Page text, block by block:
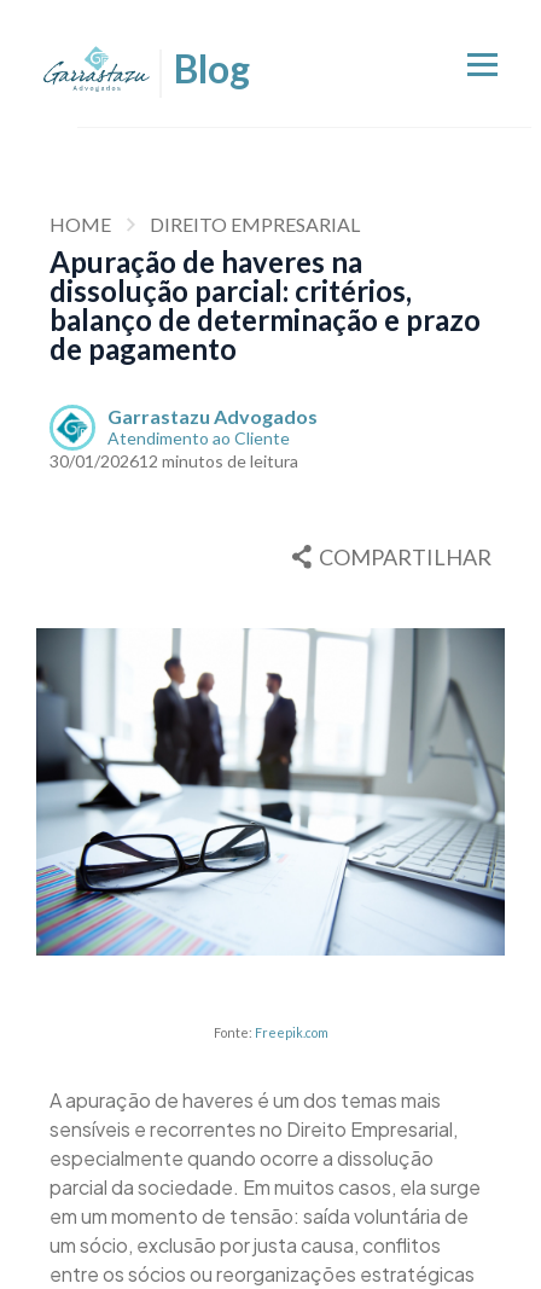
HOME DIREITO EMPRESARIAL
Apuração de haveres na
dissolução parcial: critérios,
balanço de determinação e prazo
de pagamento
Garrastazu Advogados
Atendimento ao Cliente
30/01/202612 minutos de leitura
COMPARTILHAR
Fonte: Freepik.com
A apuração de haveres é um dos temas mais
sensíveis e recorrentes no Direito Empresarial,
especialmente quando ocorre a dissolução
parcial da sociedade. Em muitos casos, ela surge
em um momento de tensão: saída voluntária de
um sócio, exclusão por justa causa, conflitos
entre os sócios ou reorganizações estratégicas